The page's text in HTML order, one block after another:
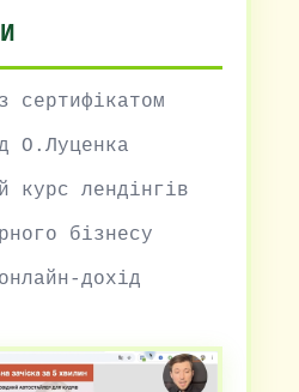
сертифікатом
О.Луценка
курс лендінгів
бізнесу
дохід